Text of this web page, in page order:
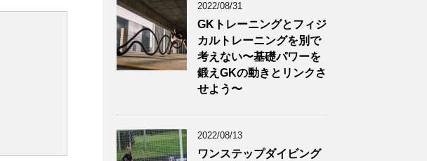
2022/08/31
GKトレーニングとフィジ
カルトレーニングを別で
考えない〜基礎パワーを
鍛えGKの動きとリンクさ
せよう〜
2022/08/13
ワンステップダイビング